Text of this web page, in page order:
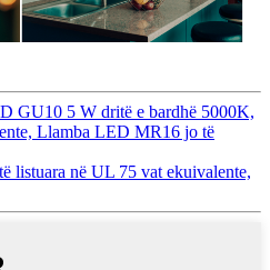
GU10 5 W dritë e bardhë 5000K,
Llamba LED MR16 jo të
listuara në UL 75 vat ekuivalente,